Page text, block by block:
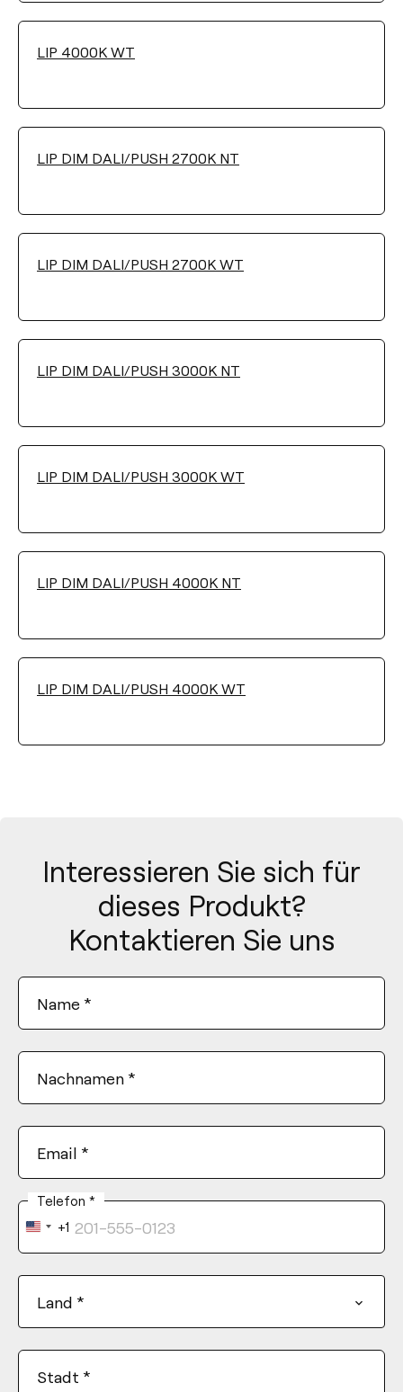
Filter reinigen
LIP 4000K WT
LIP DIM DALI/PUSH 2700K NT
LIP DIM DALI/PUSH 2700K WT
LIP DIM DALI/PUSH 3000K NT
LIP DIM DALI/PUSH 3000K WT
LIP DIM DALI/PUSH 4000K NT
LIP DIM DALI/PUSH 4000K WT
Interessieren Sie sich für
dieses Produkt?
Kontaktieren Sie uns
Name *
Nachnamen *
Email *
Telefon *
United
States
+1
Land *
Stadt *